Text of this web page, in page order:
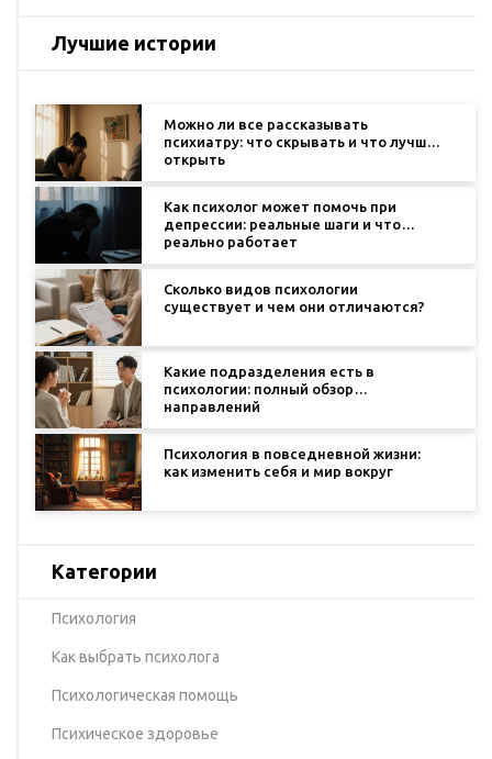
Лучшие истории
Можно ли все рассказывать
психиатру: что скрывать и что лучше
открыть
Как психолог может помочь при
депрессии: реальные шаги и что
реально работает
Сколько видов психологии
существует и чем они отличаются?
Какие подразделения есть в
психологии: полный обзор
направлений
Психология в повседневной жизни:
как изменить себя и мир вокруг
Категории
Психология
Как выбрать психолога
Психологическая помощь
Психическое здоровье